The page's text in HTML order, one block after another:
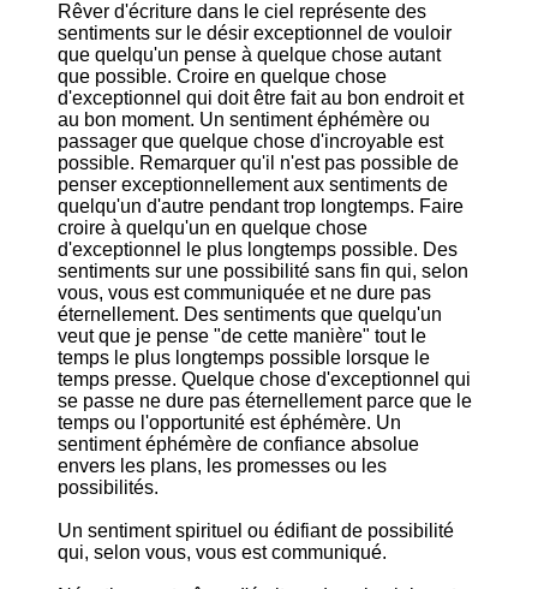
Rêver d'écriture dans le ciel représente des
sentiments sur le désir exceptionnel de vouloir
que quelqu'un pense à quelque chose autant
que possible. Croire en quelque chose
d'exceptionnel qui doit être fait au bon endroit et
au bon moment. Un sentiment éphémère ou
passager que quelque chose d'incroyable est
possible. Remarquer qu'il n'est pas possible de
penser exceptionnellement aux sentiments de
quelqu'un d'autre pendant trop longtemps. Faire
croire à quelqu'un en quelque chose
d'exceptionnel le plus longtemps possible. Des
sentiments sur une possibilité sans fin qui, selon
vous, vous est communiquée et ne dure pas
éternellement. Des sentiments que quelqu'un
veut que je pense "de cette manière" tout le
temps le plus longtemps possible lorsque le
temps presse. Quelque chose d'exceptionnel qui
se passe ne dure pas éternellement parce que le
temps ou l'opportunité est éphémère. Un
sentiment éphémère de confiance absolue
envers les plans, les promesses ou les
possibilités.
Un sentiment spirituel ou édifiant de possibilité
qui, selon vous, vous est communiqué.